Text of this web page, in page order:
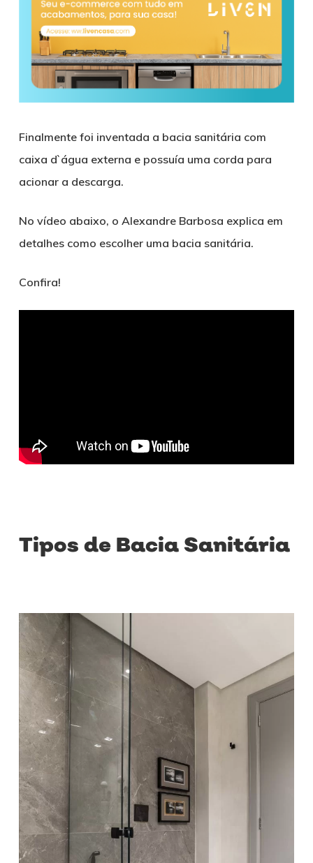
Finalmente foi inventada a bacia sanitária com
caixa d`água externa e possuía uma corda para
acionar a descarga.
No vídeo abaixo, o Alexandre Barbosa explica em
detalhes como escolher uma bacia sanitária.
Confira!
Tipos de Bacia Sanitária